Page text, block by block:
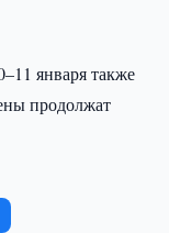
января также
продолжат